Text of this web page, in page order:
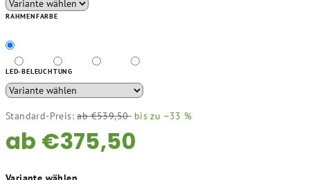
RAHMENFARBE
LED-BELEUCHTUNG
Standard-Preis: ab €539,50 bis zu –33 %
ab €375,50